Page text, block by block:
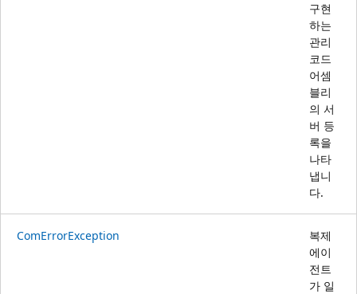
구현
하는
관리
코드
어셈
블리
의 서
버 등
록을
나타
냅니
다.
ComErrorException
복제
에이
전트
가 일